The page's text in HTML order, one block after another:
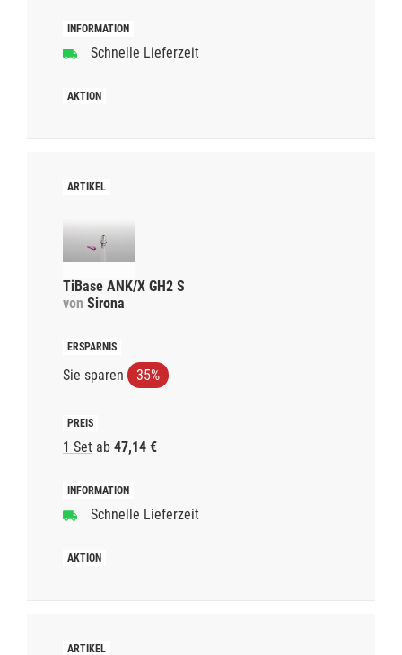
Schnelle Lieferzeit
TiBase ANK/X GH2 S
von Sirona
Sie sparen 35%
1 Set ab 47,14 €
Schnelle Lieferzeit